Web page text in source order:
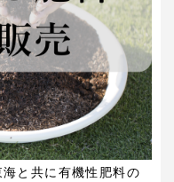
と共に有機性肥料の